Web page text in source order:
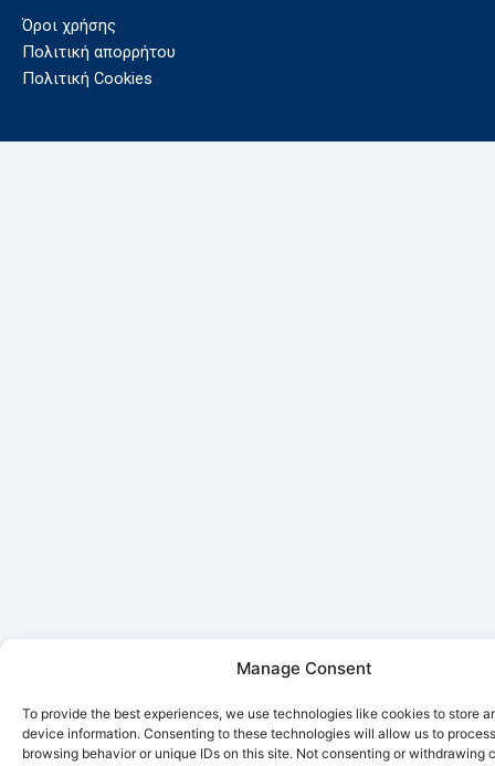
Manage Consent
To provide the best experiences, we use technologies like cookies to store
device information. Consenting to these technologies will allow us to
browsing behavior or unique IDs on this site. Not consenting or withdrawing
Όροι χρήσης
Πολιτική απορρήτου
Πολιτική Cookies